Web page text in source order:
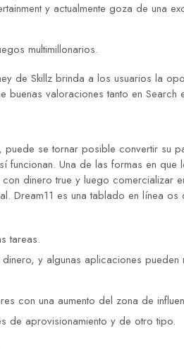
y actualmente goza de una
multimillonarios.
de Skillz brinda a los usuarios la
valoraciones tanto en Search
se tornar posible convertir su
funcionan. Una de las formas en
dinero true y luego comercializar
Dream11 es una tablado en línea os
tareas.
y algunas aplicaciones pueden
con una aumento del zona de
de aprovisionamiento y de otro tipo.